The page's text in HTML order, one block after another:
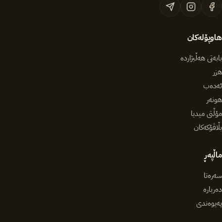
هاوپۆلەکان
بابەتی هەڵبژاردە
هزر
ئەدەب
هونەر
مۆڵتی میدیا
بڵاڤۆکەکان
ماڵپەڕ
سەرەتا
دەربارە
پەیوەندی